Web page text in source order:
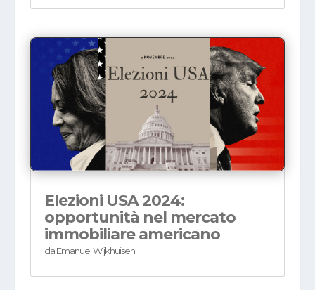
Elezioni USA 2024:
opportunità nel mercato
immobiliare americano
daEmanuel Wijkhuisen